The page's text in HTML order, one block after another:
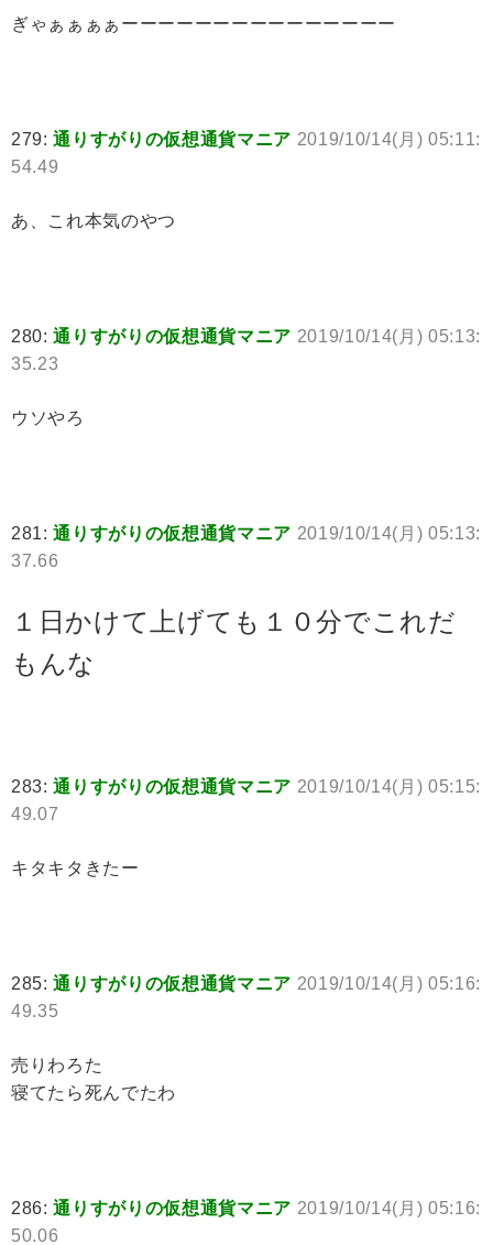
ぎゃぁぁぁぁーーーーーーーーーーーーーーー
279:通りすがりの仮想通貨マニア 2019/10/14(月) 05:11:
54.49
あ、これ本気のやつ
280:通りすがりの仮想通貨マニア 2019/10/14(月) 05:13:
35.23
ウソやろ
281:通りすがりの仮想通貨マニア 2019/10/14(月) 05:13:
37.66
１日かけて上げても１０分でこれだ
もんな
283:通りすがりの仮想通貨マニア 2019/10/14(月) 05:15:
49.07
キタキタきたー
285:通りすがりの仮想通貨マニア 2019/10/14(月) 05:16:
49.35
売りわろた
寝てたら死んでたわ
286:通りすがりの仮想通貨マニア 2019/10/14(月) 05:16:
50.06